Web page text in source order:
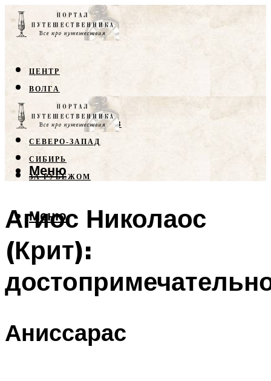
ЦЕНТР
ВОЛГА
КРЫМ
СЕВЕРНЫЙ КАВКАЗ
СЕВЕРО-ЗАПАД
СИБИРЬ
ЗА РУБЕЖОМ
Меню
Меню
Агиос Николаос
(Крит):
Аниссарас